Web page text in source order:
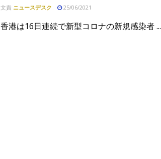
文責 ニュースデスク 25/06/2021
香港は16日連続で新型コロナの新規感染者 ...